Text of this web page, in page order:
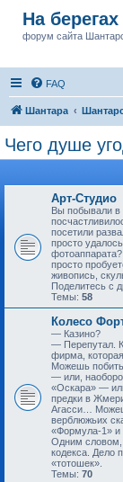
На
форум сайта
FAQ
Шантара
Чего душе
Арт-Студио
Вы побывали в
посетили
просто
просто
живопись,
Поделитесь с
Темы: 58
Колесо
— Казино?
— Перепутал.
фирма,
Можешь
— или,
«Оскара» —
предки в
Агасси…
верблюжьих
«Формула-1» и
Одним словом,
кодекса. Дело
«тотошек».
Темы: 70